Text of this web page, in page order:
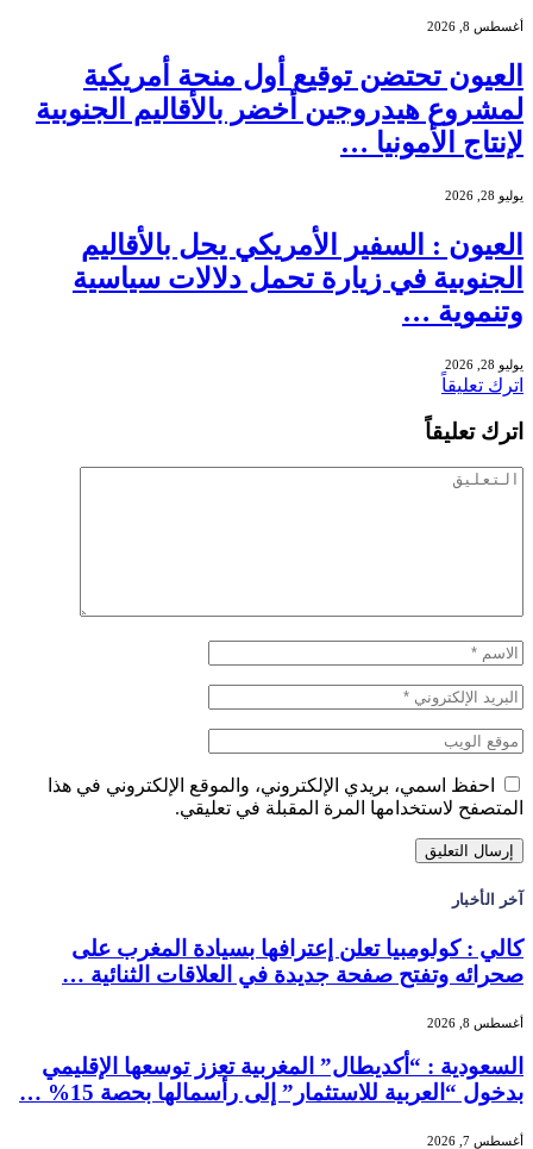
أغسطس 8, 2026
العيون تحتضن توقيع أول منحة أمريكية
لمشروع هيدروجين أخضر بالأقاليم الجنوبية
لإنتاج الأمونيا …
يوليو 28, 2026
العيون : السفير الأمريكي يحل بالأقاليم
الجنوبية في زيارة تحمل دلالات سياسية
وتنموية …
يوليو 28, 2026
اترك تعليقاً
اترك تعليقاً
احفظ اسمي، بريدي الإلكتروني، والموقع الإلكتروني في هذا
المتصفح لاستخدامها المرة المقبلة في تعليقي.
آخر الأخبار
كالي : كولومبيا تعلن إعترافها بسيادة المغرب على
صحرائه وتفتح صفحة جديدة في العلاقات الثنائية …
أغسطس 8, 2026
السعودية : “أكديطال” المغربية تعزز توسعها الإقليمي
بدخول “العربية للاستثمار” إلى رأسمالها بحصة 15% …
أغسطس 7, 2026